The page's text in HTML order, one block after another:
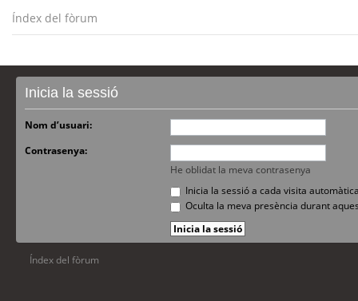
Índex del fòrum
Inicia la sessió
Nom d’usuari:
Contrasenya:
He oblidat la meva contrasenya
Inicia la sessió a cada visita
Oculta la meva presència durant
Índex del fòrum